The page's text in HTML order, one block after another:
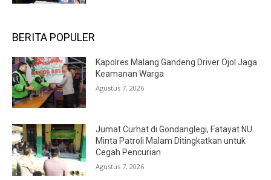
BERITA POPULER
Kapolres Malang Gandeng Driver Ojol Jaga
Keamanan Warga
Agustus 7, 2026
Jumat Curhat di Gondanglegi, Fatayat NU
Minta Patroli Malam Ditingkatkan untuk
Cegah Pencurian
Agustus 7, 2026